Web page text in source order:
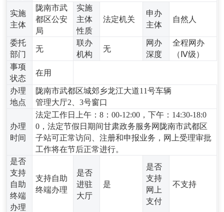
实施
主体
陇南市武
都区公安
局
实施
主体
性质
法定机关
申办
主体
自然人
委托
部门
无
联办
机构
无
网办
深度
全程网办
（Ⅳ级）
事项
状态
在用
办理
地点
陇南市武都区城郊乡龙江大道11号车辆
管理大厅2、3号窗口
办理
时间
法定工作日上午：8：00-12:00，下午：14:30-18:0
0，法定节假日期间甘肃政务服务网陇南市武都区
子站可正常访问、注册和申报业务，网上受理审批
工作将在节后正常进行。
是否
支持
自助
终端
办理
支持自助
终端办理
是否
进驻
大厅
是
是否
支持
网上
支付
不支持